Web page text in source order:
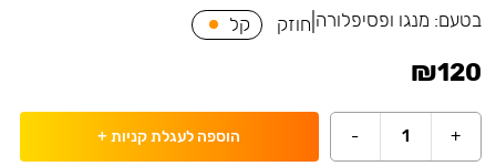
בטעם: מנגו ופסיפלורה חוזק קל
₪120
+
1
- הוספה לעגלת קניות +